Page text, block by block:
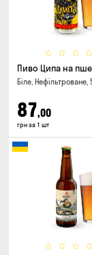
Пиво Ципа на
Біле, Нефільтроване,
87,00
грн за 1 шт